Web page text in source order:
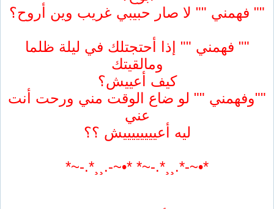
"" فهمني "" لا صار حبيبي غريب وين أروح؟
"" فهمني "" إذا أحتجتلك في ليلة ظلما
ومالقيتك
كيف أعييش؟
""وفهمني "" لو ضاع الوقت مني ورحت أنت
عني
ليه أعييييييييش ؟؟
*•~-*.¸¸*.-~* *•~-.¸¸*.-~*